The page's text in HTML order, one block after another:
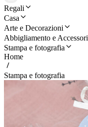
Regali
Casa
Arte e Decorazioni
Abbigliamento e Accessori
Stampa e fotografia
Home
Stampa e fotografia